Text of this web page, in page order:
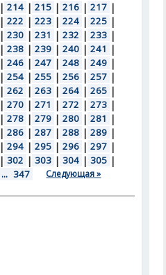
| 214 | 215 | 216 | 217 |
| 222 | 223 | 224 | 225 |
| 230 | 231 | 232 | 233 |
| 238 | 239 | 240 | 241 |
| 246 | 247 | 248 | 249 |
| 254 | 255 | 256 | 257 |
| 262 | 263 | 264 | 265 |
| 270 | 271 | 272 | 273 |
| 278 | 279 | 280 | 281 |
| 286 | 287 | 288 | 289 |
| 294 | 295 | 296 | 297 |
| 302 | 303 | 304 | 305 |
... 347 Следующая »